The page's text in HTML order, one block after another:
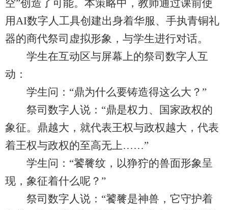
空”创造了可能。本策略中，教师通过课前使
用AI数字人工具创建出身着华服、手执青铜礼
器的商代祭司虚拟形象，与学生进行对话。
学生在互动区与屏幕上的祭司数字人互
动：
学生问：“鼎为什么要铸造得这么大？”
祭司数字人说：“鼎是权力、国家政权的
象征。鼎越大，就代表王权与政权越大，代表
着王权与政权的至高无上……”
学生问：“饕餮纹，以狰狞的兽面形象呈
现，象征着什么呢？”
祭司数字人说：“饕餮是神兽，它守护着